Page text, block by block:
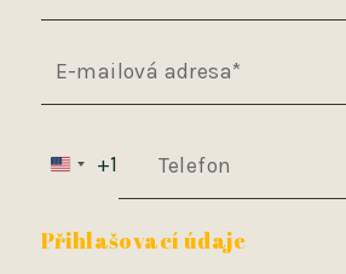
E-mailová adresa
+1 Telefon
Přihlašovací údaje